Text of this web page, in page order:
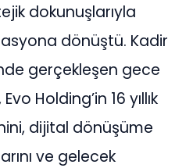
dokunuşlarıyla
dönüştü. Kadir
gerçekleşen gece
Holding’in 16 yıllık
dijital dönüşüme
ve gelecek